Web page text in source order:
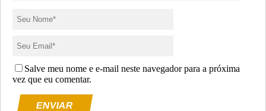
Salve meu nome e e-mail neste navegador para a próxima
vez que eu comentar.
ENVIAR